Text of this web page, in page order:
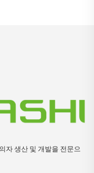
자 생산 및 개발을 전문으